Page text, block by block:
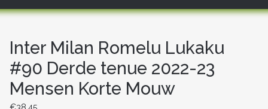
Inter Milan Romelu Lukaku
#90 Derde tenue 2022-23
Mensen Korte Mouw
€38.45